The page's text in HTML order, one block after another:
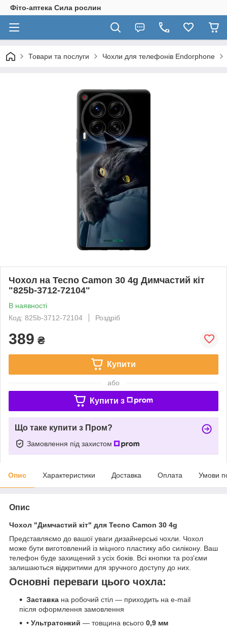
Фіто-аптека Сила рослин
Товари та послуги Чохли для телефонів Endorphone
Чохол на Tecno Camon 30 4g Димчастий кіт
"825b-3712-72104"
В наявності
Код: 825b-3712-72104
Роздріб
389 ₴
Купити
або
Купити з
Що таке купити з Пром?
Замовлення під захистом
Опис Характеристики Доставка Оплата Умови
Опис
Чохол "Димчастий кіт" для Tecno Camon 30 4g
Представляємо до вашої уваги дизайнерські чохли. Чохол
може бути виготовлений із міцного пластику або силікону. Ваш
телефон буде захищений з усіх боків. Всі кнопки та роз'єми
залишаються відкритими для зручного доступу до них.
Основні переваги цього чохла:
Заставка на робочий стіл — приходить на e-mail
після оформлення замовлення
• Ультратонкий — товщина всього 0,9 мм